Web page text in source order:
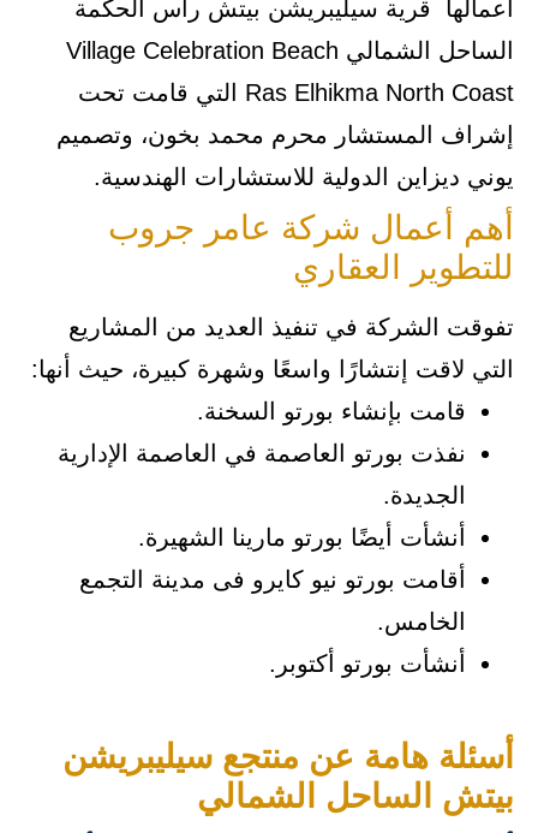
أعمالها قرية سيليبريشن بيتش رأس الحكمة
الساحل الشمالي Village Celebration Beach
Ras Elhikma North Coast التي قامت تحت
إشراف المستشار محرم محمد بخون، وتصميم
يوني ديزاين الدولية للاستشارات الهندسية.
أهم أعمال شركة عامر جروب
للتطوير العقاري
تفوقت الشركة في تنفيذ العديد من المشاريع
التي لاقت إنتشارًا واسعًا وشهرة كبيرة، حيث أنها:
قامت بإنشاء بورتو السخنة.
نفذت بورتو العاصمة في العاصمة الإدارية
الجديدة.
أنشأت أيضًا بورتو مارينا الشهيرة.
أقامت بورتو نيو كايرو فى مدينة التجمع
الخامس.
أنشأت بورتو أكتوبر.
أسئلة هامة عن منتجع سيليبريشن
بيتش الساحل الشمالي